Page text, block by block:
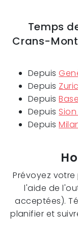
Temps
Crans-
Depuis
Depuis
Depuis
Depuis
Depuis
Prévoyez
l'aide de
acceptées).
planifier et